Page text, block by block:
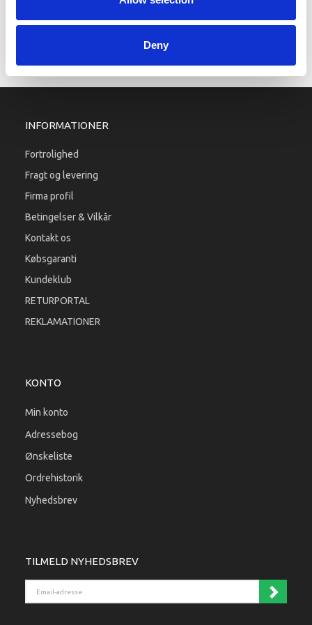
Deny
363,40 DKK
INFORMATIONER
Fortrolighed
Fragt og levering
Firma profil
Betingelser & Vilkår
Kontakt os
Købsgaranti
Kundeklub
RETURPORTAL
REKLAMATIONER
KONTO
Min konto
Adressebog
Ønskeliste
Ordrehistorik
Nyhedsbrev
TILMELD NYHEDSBREV